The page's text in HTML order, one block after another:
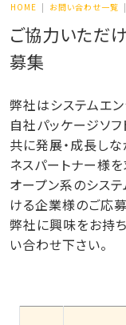
HOME お問い合わせ一覧
ご協力いただ
募集
弊社はシステムエ
自社パッケージソ
共に発展・成長し
ネスパートナー様を
オープン系のシス
ける企業様のご応
弊社に興味をお持
い合わせ下さい。